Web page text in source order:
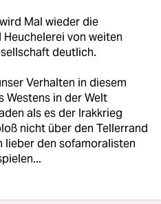
Mal wieder die
von weiten
deutlich.
Verhalten in diesem
Westens in der Welt
als es der Irakkrieg
nicht über den Tellerrand
lieber den sofamoralisten